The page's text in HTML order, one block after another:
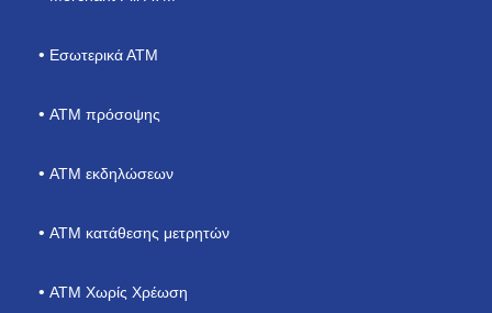
Εσωτερικά ΑΤΜ
ΑΤΜ πρόσοψης
ATM εκδηλώσεων
ΑΤΜ κατάθεσης μετρητών
ATM Χωρίς Χρέωση